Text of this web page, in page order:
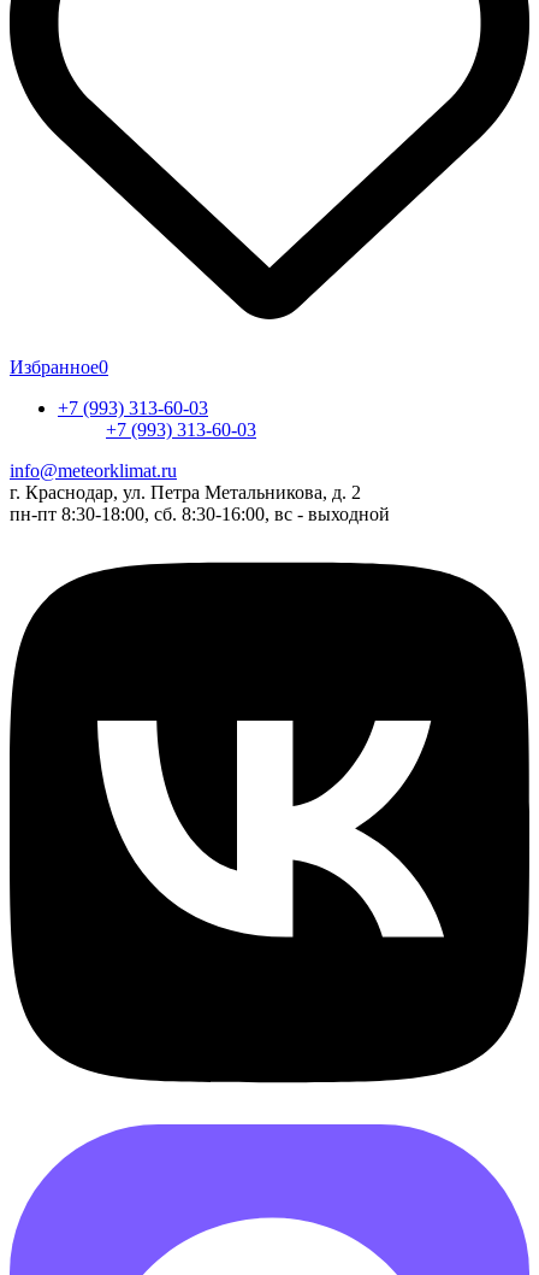
Избранное0
+7 (993) 313-60-03
+7 (993) 313-60-03
info@meteorklimat.ru
г. Краснодар, ул. Петра Метальникова, д. 2
пн-пт 8:30-18:00, сб. 8:30-16:00, вс - выходной